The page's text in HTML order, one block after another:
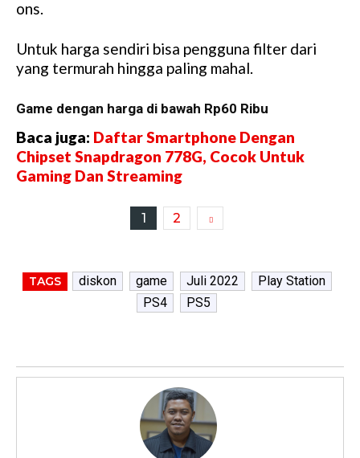
ons.
Untuk harga sendiri bisa pengguna filter dari
yang termurah hingga paling mahal.
Game dengan harga di bawah Rp60 Ribu
Baca juga: Daftar Smartphone Dengan
Chipset Snapdragon 778G, Cocok Untuk
Gaming Dan Streaming
1 2
TAGS diskon game Juli 2022
Play Station
PS4
PS5